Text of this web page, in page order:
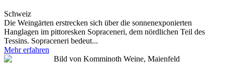
Schweiz
Die Weingärten erstrecken sich über die sonnenexponierten
Hanglagen im pittoresken Sopraceneri, dem nördlichen Teil des
Tessins. Sopraceneri bedeut...
Mehr erfahren